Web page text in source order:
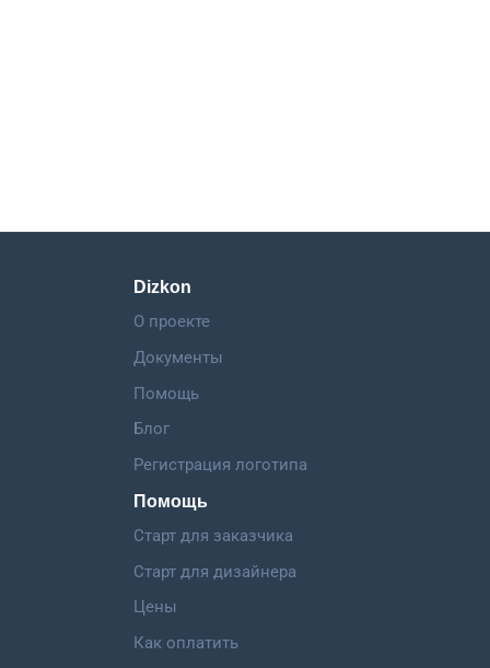
Dizkon
О проекте
Документы
Помощь
Блог
Регистрация логотипа
Помощь
Старт для заказчика
Старт для дизайнера
Цены
Как оплатить